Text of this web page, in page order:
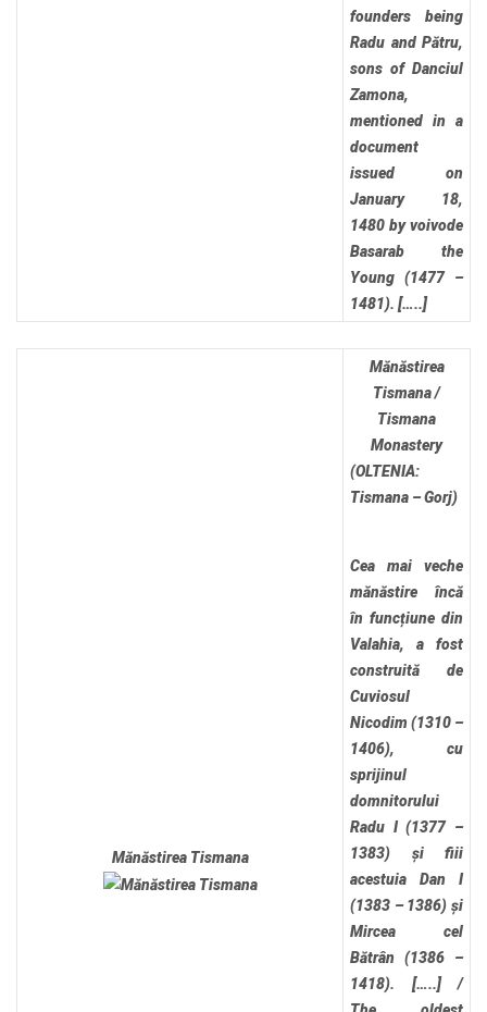
founders being
Radu and Pătru,
sons of Danciul
Zamona,
mentioned in a
document
issued on
January 18,
1480 by voivode
Basarab the
Young (1477 –
1481). […..]
Mănăstirea Tismana
Mănăstirea
Tismana /
Tismana
Monastery
(OLTENIA:
Tismana – Gorj)
Cea mai veche
mănăstire încă
în funcțiune din
Valahia, a fost
construită de
Cuviosul
Nicodim (1310 –
1406), cu
sprijinul
domnitorului
Radu I (1377 –
1383) și fiii
acestuia Dan I
(1383 – 1386) și
Mircea cel
Bătrân (1386 –
1418). […..]/